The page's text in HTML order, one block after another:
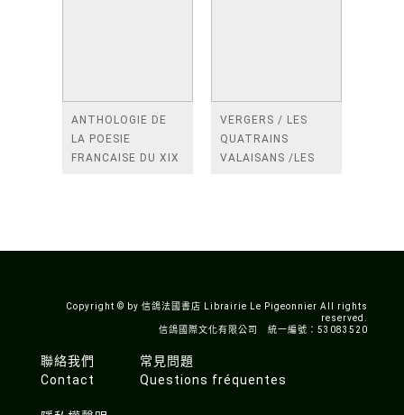
ANTHOLOGIE DE
LA POESIE
FRANCAISE DU XIX
VERGERS / LES
QUATRAINS
VALAISANS /LES
Copyright © by 信鴿法國書店 Librairie Le Pigeonnier All rights
reserved.
信鴿國際文化有限公司 統一編號：53083520
聯絡我們
Contact
常見問題
Questions fréquentes